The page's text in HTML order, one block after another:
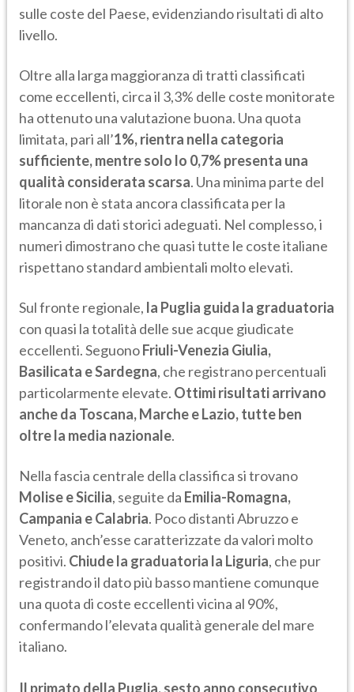
sulle coste del Paese, evidenziando risultati di alto
livello.
Oltre alla larga maggioranza di tratti classificati
come eccellenti, circa il 3,3% delle coste monitorate
ha ottenuto una valutazione buona. Una quota
limitata, pari all’1%, rientra nella categoria
sufficiente, mentre solo lo 0,7% presenta una
qualità considerata scarsa. Una minima parte del
litorale non è stata ancora classificata per la
mancanza di dati storici adeguati. Nel complesso, i
numeri dimostrano che quasi tutte le coste italiane
rispettano standard ambientali molto elevati.
Sul fronte regionale, la Puglia guida la graduatoria
con quasi la totalità delle sue acque giudicate
eccellenti. SeguonoFriuli-Venezia Giulia,
Basilicata e Sardegna, che registrano percentuali
particolarmente elevate. Ottimi risultati arrivano
anche da Toscana, Marche e Lazio, tutte ben
oltre la media nazionale.
Nella fascia centrale della classifica si trovano
Molise e Sicilia, seguite da Emilia-Romagna,
Campania e Calabria. Poco distanti Abruzzo e
Veneto, anch’esse caratterizzate da valori molto
positivi. Chiude la graduatoria la Liguria, che pur
registrando il dato più basso mantiene comunque
una quota di coste eccellenti vicina al 90%,
confermando l’elevata qualità generale del mare
italiano.
Il primato della Puglia, sesto anno consecutivo